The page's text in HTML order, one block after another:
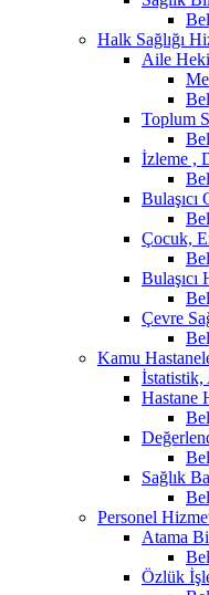
Halk Sağlığı
Aile
Toplum
İzleme ,
Bulaşıcı
Çocuk,
Bulaşıcı
Çevre
Kamu
İstatistik,
Hastane
Sağlık
Personel
Atama
Özlük